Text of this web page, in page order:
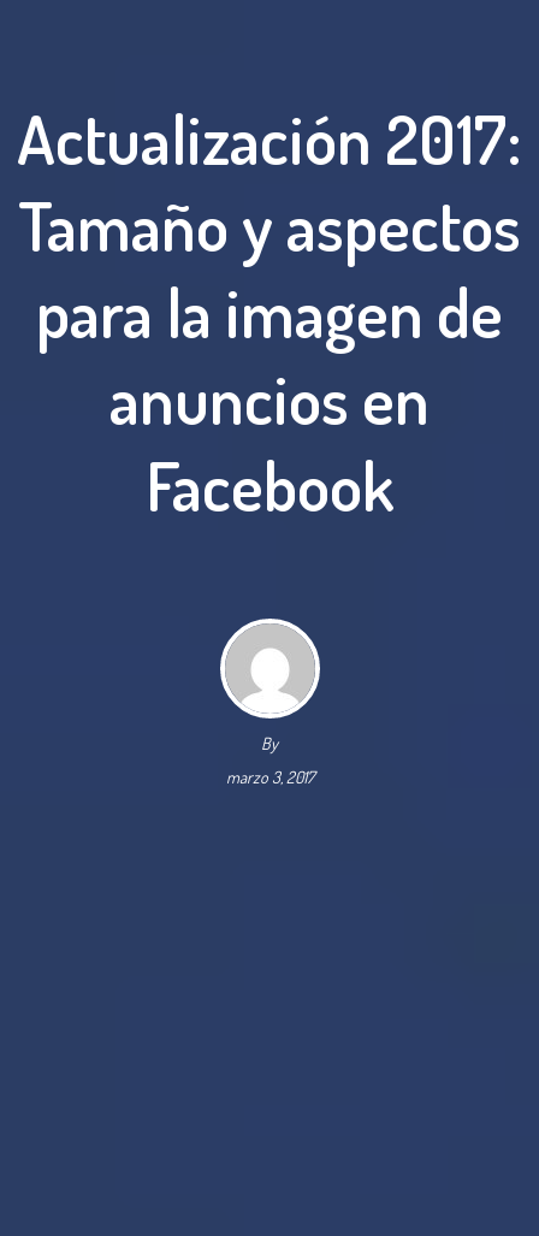
Actualización 2017:
Tamaño y aspectos
para la imagen de
anuncios en
Facebook
By
marzo 3, 2017